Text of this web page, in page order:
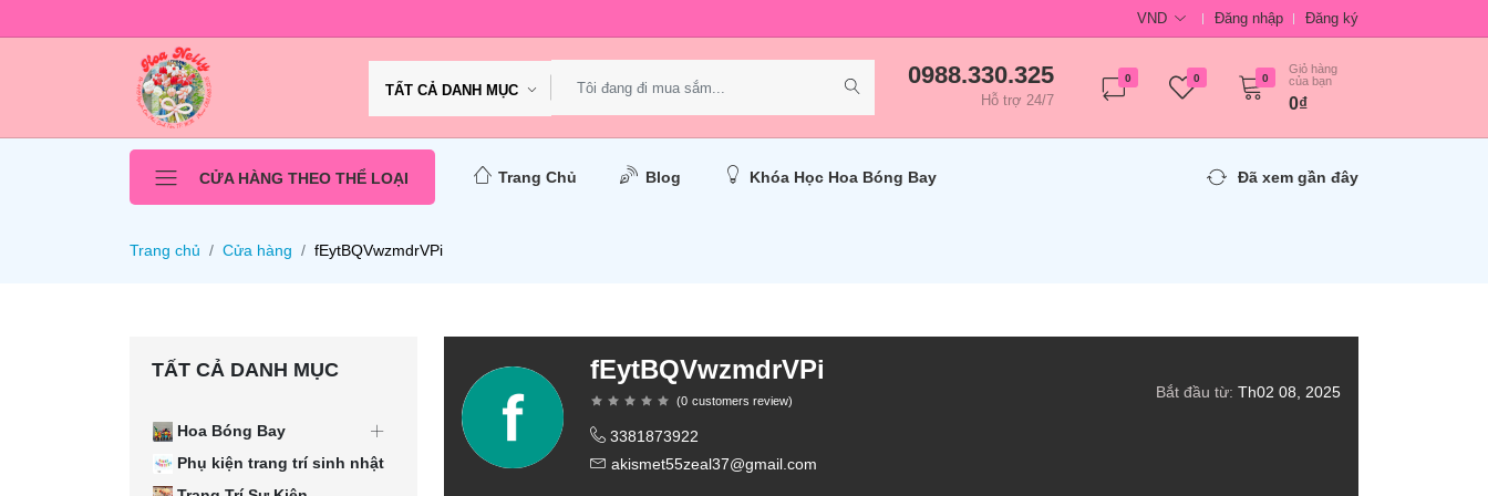
VND Đăng nhập Đăng ký
TẤT CẢ DANH MỤC
0988.330.325
Hỗ trợ 24/7
0 0 0
Giỏ hàng
của bạn
0₫
CỬA HÀNG THEO THỂ LOẠI Trang Chủ Blog Khóa Học Hoa Bóng Bay Đã xem gần đây
Trang chủ Cửa hàng fEytBQVwzmdrVPi
TẤT CẢ DANH MỤC
Hoa Bóng Bay
Phụ kiện trang trí sinh nhật
fEytBQVwzmdrVPi
(0 customers review)
3381873922
akismet55zeal37@gmail.com
Bắt đầu từ: Th02 08, 2025